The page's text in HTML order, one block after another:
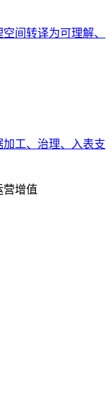
间转译为可理解、
工、治理、入表支
营增值